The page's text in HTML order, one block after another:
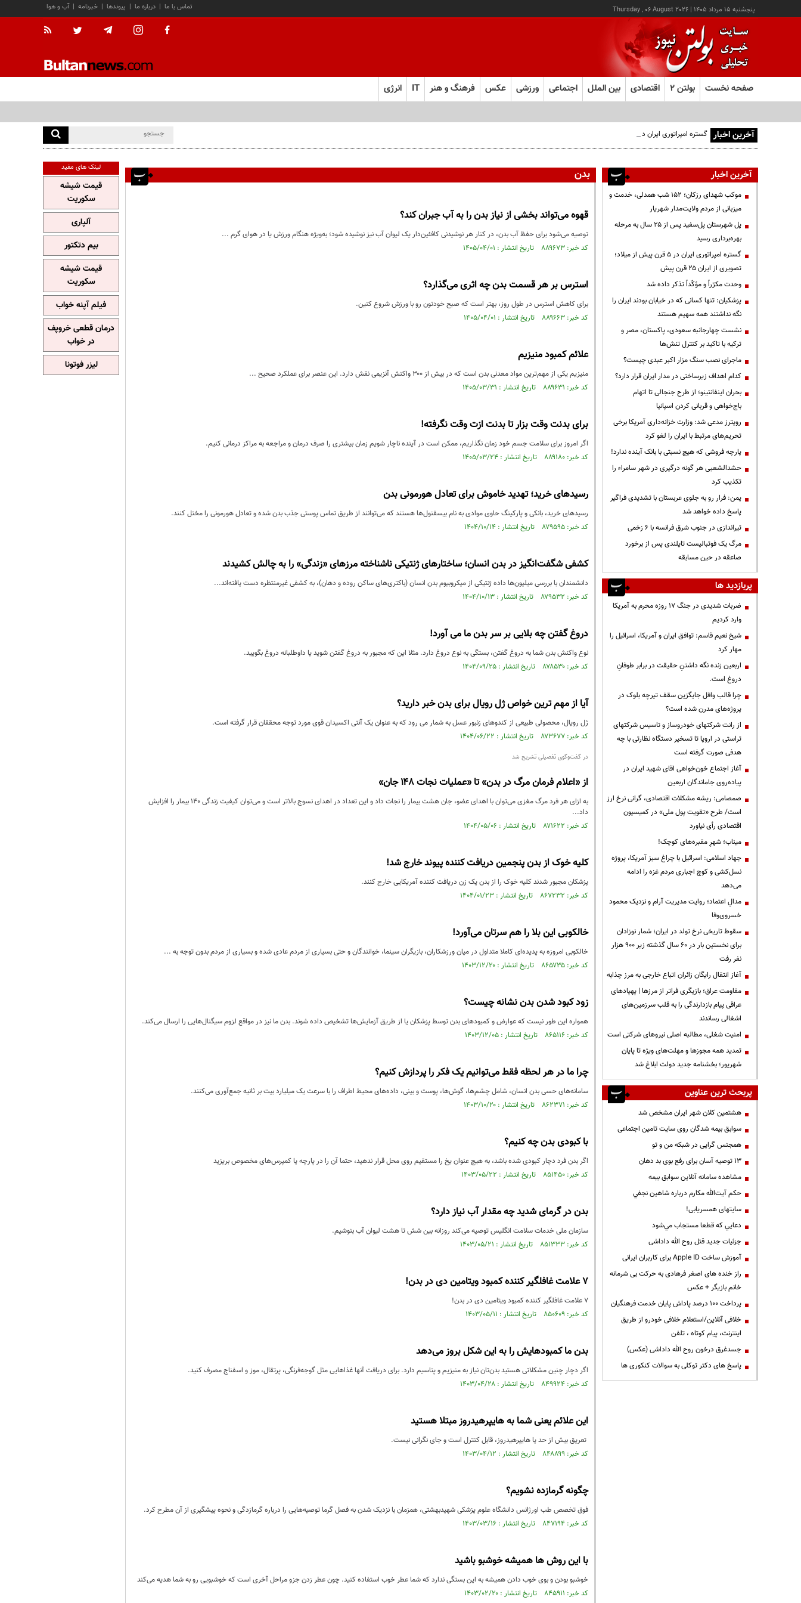
پنجشنبه ۱۵ مرداد ۱۴۰۵ |
Thursday , 06 August 2026 آب و هوا | خبرنامه | پیوندها | درباره ما | تماس با ما
صفحه نخست بولتن ۲ اقتصادی بین الملل اجتماعی ورزشی عکس فرهنگ و هنر IT انرژی
آخرین اخبار گستره امپراتوری ایران در ۵ قرن پیش از میلاد؛ تصویری از ایران ۲۵ قرن پیش
بدن
قهوه می‌تواند بخشی از نیاز بدن را به آب جبران ‌کند؟
توصیه می‌شود برای حفظ آب بدن، در کنار هر نوشیدنی کافئین‌دار یک لیوان آب نیز نوشیده شود؛ به‌ویژه هنگام ورزش یا در هوای گرم ...
کد خبر: ۸۸۹۶۷۳ تاریخ انتشار : ۱۴۰۵/۰۴/۰۱
استرس بر هر قسمت بدن چه اثری می‌گذارد؟
برای کاهش استرس در طول روز، بهتر است که صبح خودتون رو با ورزش شروع کنین.
کد خبر: ۸۸۹۶۶۳ تاریخ انتشار : ۱۴۰۵/۰۴/۰۱
علائم کمبود منیزیم
منیزیم یکی از مهم‌ترین مواد معدنی بدن است که در بیش از ۳۰۰ واکنش آنزیمی نقش دارد. این عنصر برای عملکرد صحیح ...
کد خبر: ۸۸۹۶۳۱ تاریخ انتشار : ۱۴۰۵/۰۳/۳۱
برای بدنت وقت بزار تا بدنت ازت وقت نگرفته!
اگر امروز برای سلامت جسم خود زمان نگذاریم، ممکن است در آینده ناچار شویم زمان بیشتری را صرف درمان و مراجعه به مراکز درمانی کنیم.
کد خبر: ۸۸۹۱۸۰ تاریخ انتشار : ۱۴۰۵/۰۳/۲۴
رسیدهای خرید؛ تهدید خاموش برای تعادل هورمونی بدن
رسیدهای خرید، بانکی و پارکینگ حاوی موادی به نام بیسفنول‌ها هستند که می‌توانند از طریق تماس پوستی جذب بدن شده و تعادل هورمونی را مختل کنند.
کد خبر: ۸۷۹۵۹۵ تاریخ انتشار : ۱۴۰۴/۱۰/۱۴
کشفی شگفت‌انگیز در بدن انسان؛ ساختارهای ژنتیکی ناشناخته مرزهای «زندگی» را به چالش کشیدند
دانشمندان با بررسی میلیون‌ها داده ژنتیکی از میکروبیوم بدن انسان (باکتری‌های ساکن روده و دهان)، به کشفی غیرمنتظره دست یافته‌اند...
کد خبر: ۸۷۹۵۳۲ تاریخ انتشار : ۱۴۰۴/۱۰/۱۳
دروغ گفتن چه بلایی بر سر بدن ما می آورد!
نوع واکنش بدن شما به دروغ گفتن، بستگی به نوع دروغ دارد. مثلا این که مجبور به دروغ گفتن شوید یا داوطلبانه دروغ بگویید.
کد خبر: ۸۷۸۵۳۰ تاریخ انتشار : ۱۴۰۴/۰۹/۲۵
آیا از مهم‌ ترین خواص ژل رویال برای بدن خبر دارید؟
ژل رویال، محصولی طبیعی از کندوهای زنبور عسل به شمار می‌ رود که به عنوان یک آنتی‌ اکسیدان قوی مورد توجه محققان قرار گرفته است.
کد خبر: ۸۷۳۶۷۷ تاریخ انتشار : ۱۴۰۴/۰۶/۲۲
در گفت‌وگوی تفصیلی تشریح شد
از «اعلام فرمان مرگ در بدن» تا «عملیات نجات ۱۴۸ جان»
به ازای هر فرد مرگ مغزی می‌توان با اهدای عضو، جان هشت بیمار را نجات داد و این تعداد در اهدای نسوج بالاتر است و می‌توان کیفیت زندگی ۱۴۰ بیمار را افزایش
داد...
کد خبر: ۸۷۱۶۲۲ تاریخ انتشار : ۱۴۰۴/۰۵/۰۶
کلیه خوک از بدن پنجمین دریافت کننده پیوند خارج شد!
پزشکان مجبور شدند کلیه خوک را از بدن یک زن دریافت کننده آمریکایی خارج کنند.
کد خبر: ۸۶۷۲۳۲ تاریخ انتشار : ۱۴۰۴/۰۱/۲۳
خالکوبی این بلا را هم سرتان می‌آورد!
خالکوبی امروزه به پدیده‌ای کاملا متداول در میان ورزشکاران، بازیگران سینما، خوانندگان و حتی بسیاری از مردم عادی شده و بسیاری از مردم بدون توجه به ...
کد خبر: ۸۶۵۷۳۵ تاریخ انتشار : ۱۴۰۳/۱۲/۲۰
زود کبود شدن بدن نشانه چیست؟
همواره این طور نیست که عوارض و کمبودهای بدن توسط پزشکان یا از طریق آزمایش‌ها تشخیص داده شوند. بدن ما نیز در مواقع لزوم سیگنال‌هایی را ارسال می‌کند.
کد خبر: ۸۶۵۱۱۶ تاریخ انتشار : ۱۴۰۳/۱۲/۰۵
چرا ما در هر لحظه فقط می‌توانیم یک فکر را پردازش کنیم؟
سامانه‌‌های حسی بدن انسان، شامل چشم‌ها، گوش‌ها، پوست و بینی، داده‌های محیط اطراف را با سرعت یک میلیارد بیت بر ثانیه جمع‌آوری می‌کنند.
کد خبر: ۸۶۲۳۷۱ تاریخ انتشار : ۱۴۰۳/۱۰/۲۰
با کبودی بدن چه کنیم؟
اگر بدن فرد دچار کبودی شده باشد، به هیچ عنوان یخ را مستقیم روی محل قرار ندهید، حتما آن را در پارچه یا کمپرس‌های مخصوص بریزید
کد خبر: ۸۵۱۴۵۰ تاریخ انتشار : ۱۴۰۳/۰۵/۲۲
بدن در گرمای شدید چه مقدار آب نیاز دارد؟
سازمان ملی خدمات سلامت انگلیس توصیه می‌کند روزانه بین شش تا هشت لیوان آب بنوشیم.
کد خبر: ۸۵۱۳۳۳ تاریخ انتشار : ۱۴۰۳/۰۵/۲۱
۷ علامت غافلگیر کننده کمبود ویتامین دی در بدن!
۷ علامت غافلگیر کننده کمبود ویتامین دی در بدن!
کد خبر: ۸۵۰۶۰۹ تاریخ انتشار : ۱۴۰۳/۰۵/۱۱
بدن ما کمبودهایش را به این شکل بروز می‌دهد
اگر دچار چنین مشکلاتی هستید بدن‌تان نیاز به منیزیم و پتاسیم دارد. برای دریافت آنها غذاهایی مثل گوجه‌فرنگی، پرتقال، موز و اسفناج مصرف کنید.
کد خبر: ۸۴۹۹۲۴ تاریخ انتشار : ۱۴۰۳/۰۴/۲۸
این علائم یعنی شما به هایپرهیدروز مبتلا هستید
تعریق بیش از حد یا هایپرهیدروز، قابل کنترل است و جای نگرانی نیست.
کد خبر: ۸۴۸۸۹۹ تاریخ انتشار : ۱۴۰۳/۰۴/۱۲
چگونه گرمازده نشویم؟
فوق تخصص طب اورژانس دانشگاه علوم پزشکی شهیدبهشتی، همزمان با نزدیک شدن به فصل گرما توصیه‌هایی را درباره گرمازدگی و نحوه پیشگیری از آن مطرح کرد.
کد خبر: ۸۴۷۱۹۴ تاریخ انتشار : ۱۴۰۳/۰۳/۱۶
با این روش ها همیشه خوشبو باشید
خوشبو بودن و بوی خوب دادن همیشه به این بستگی ندارد که شما عطر خوب استفاده کنید. چون عطر زدن جزو مراحل آخری است که خوشبویی رو به شما هدیه می‌کند
کد خبر: ۸۴۵۹۱۱ تاریخ انتشار : ۱۴۰۳/۰۲/۲۰
آخرین اخبار
موکب شهدای رزکان؛ ۱۵۲ شب همدلی، خدمت و
میزبانی از مردم ولایت‌مدار شهریار
پل شهرستان پل‌سفید پس از ۲۵ سال به مرحله
بهره‌برداری رسید
گستره امپراتوری ایران در ۵ قرن پیش از میلاد؛
تصویری از ایران ۲۵ قرن پیش
وحدت مکرّراً و مؤکّداً تذکر داده شد
پزشکیان: تنها کسانی که در خیابان بودند ایران را
نگه نداشتند همه سهیم هستند
نشست چهارجانبه سعودی، پاکستان، مصر و
ترکیه با تاکید بر کنترل تنش‌ها
ماجرای نصب سنگ مزار اکبر عبدی چیست؟
کدام اهداف زیرساختی در مدار ایران قرار دارد؟
بحران اینفانتینو؛ از طرح جنجالی تا اتهام
باج‌خواهی و قربانی کردن اسپانیا
رویترز مدعی شد: وزارت خزانه‌داری آمریکا برخی
تحریم‌های مرتبط با ایران را لغو کرد
پارچه فروشی که هیچ نسبتی با بانک آینده ندارد!
حشدالشعبی هر گونه درگیری در شهر سامراء را
تکذیب کرد
یمن: فرار رو به جلوی عربستان با تشدیدی فراگیر
پاسخ داده خواهد شد
تیراندازی در جنوب شرق فرانسه با ۶ زخمی
مرگ یک فوتبالیست تایلندی پس از برخورد
صاعقه در حین مسابقه
پربازدید ها
ضربات شدیدی در جنگ ۱۷ روزه محرم به آمریکا
وارد کردیم
شیخ نعیم قاسم: توافق ایران و آمریکا، اسرائیل را
مهار کرد
اربعین زنده نگه داشتنِ حقیقت در برابر طوفانِ
دروغ است.
چرا قالب وافل جایگزین سقف تیرچه بلوک در
پروژه‌های مدرن شده است؟
از رانت‌ شرکتهای خودروساز و تاسیس شرکتهای
تراستی در اروپا تا تسخیر دستگاه نظارتی با چه
هدفی صورت گرفته است
آغاز اجتماع خون‌خواهی اقای شهید ایران در
پیاده‌روی جاماندگان اربعین
صمصامی: ریشه مشکلات اقتصادی، گرانی نرخ ارز
است/ طرح «تقویت پول ملی» در کمیسیون
اقتصادی رأی نیاورد
میناب؛ شهرِ مقبره‌های کوچک!
جهاد اسلامی: اسرائیل با چراغ سبز آمریکا، پروژه
نسل‌کشی و کوچ اجباری مردم غزه را ادامه
می‌دهد
مدالِ اعتماد؛ روایت مدیریت آرام و نزدیک محمود
خسروی‌وفا
سقوط تاریخی نرخ تولد در ایران؛ شمار نوزادان
برای نخستین بار در ۶۰ سال گذشته زیر ۹۰۰ هزار
نفر رفت
آغاز انتقال رایگان زائران اتباع خارجی به مرز چذابه
مقاومت عراق؛ بازیگری فراتر از مرزها | پهپادهای
عراقی پیام بازدارندگی را به قلب سرزمین‌های
اشغالی رساندند
‌امنیت شغلی، مطالبه اصلی نیروهای شرکتی است
تمدید همه مجوزها و مهلت‌های ویژه تا پایان
شهریور؛ بخشنامه جدید دولت ابلاغ شد
پربحث ترین عناوین
هشتمین کلان شهر ایران مشخص شد
سوابق بیمه شدگان روی سایت تامین اجتماعی
همجنس گرایی در شبکه من و تو
13 توصیه آسان برای رفع بوی بد دهان
مشاهده سامانه آنلاين سوابق بیمه
حكم آيت‌الله مكارم درباره شاهين نجفي
سایتهای همسریابی!
دعايي كه قطعا مستجاب مي‌شود
جزئیات جدید قتل روح الله داداشی
آموزش ساخت Apple ID برای کاربران ایرانی
راز خنده های اصغر فرهادی به حرکت بی شرمانه
خانم بازیگر + عکس
پرداخت ۱۰۰ درصد پاداش پایان خدمت فرهنگیان
خلافی آنلاین/استعلام خلافی خودرو از طریق
اینترنت، پیام کوتاه ، تلفن
جسدغرق درخون روح الله داداشی (عکس)
پاسخ های دکتر توکلی به سوالات کنکوری ها
لینک های مفید
قیمت شیشه
سکوریت
آلپاری
بیم دتکتور
قیمت شیشه
سکوریت
فیلم آپنه خواب
درمان قطعی خروپف
در خواب
لیزر فوتونا